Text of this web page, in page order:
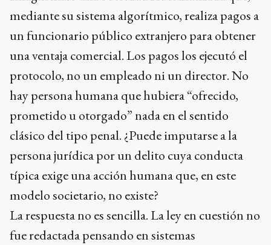
mediante su sistema algorítmico, realiza pagos a
un funcionario público extranjero para obtener
una ventaja comercial. Los pagos los ejecutó el
protocolo, no un empleado ni un director. No
hay persona humana que hubiera “ofrecido,
prometido u otorgado” nada en el sentido
clásico del tipo penal. ¿Puede imputarse a la
persona jurídica por un delito cuya conducta
típica exige una acción humana que, en este
modelo societario, no existe?
La respuesta no es sencilla. La ley en cuestión no
fue redactada pensando en sistemas